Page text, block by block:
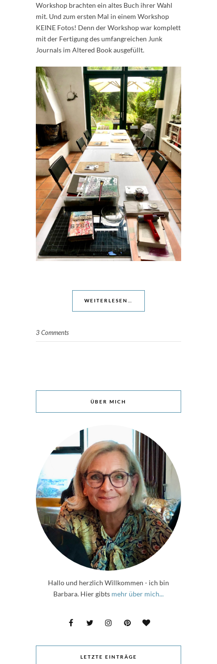
Workshop brachten ein altes Buch ihrer Wahl
mit. Und zum ersten Mal in einem Workshop
KEINE Fotos! Denn der Workshop war komplett
mit der Fertigung des umfangreichen Junk
Journals im Altered Book ausgefüllt.
WEITERLESEN…
3 Comments
ÜBER MICH
Hallo und herzlich Willkommen - ich bin
Barbara. Hier gibts mehr über mich...
LETZTE EINTRÄGE